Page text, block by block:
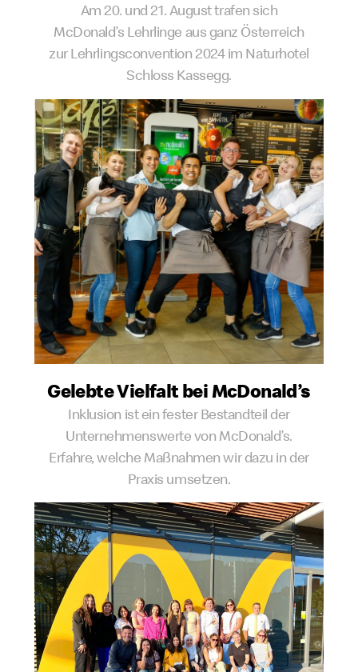
Am 20. und 21. August trafen sich
McDonald’s Lehrlinge aus ganz Österreich
zur Lehrlingsconvention 2024 im Naturhotel
Schloss Kassegg.
Gelebte Vielfalt bei McDonald’s
Inklusion ist ein fester Bestandteil der
Unternehmenswerte von McDonald’s.
Erfahre, welche Maßnahmen wir dazu in der
Praxis umsetzen.